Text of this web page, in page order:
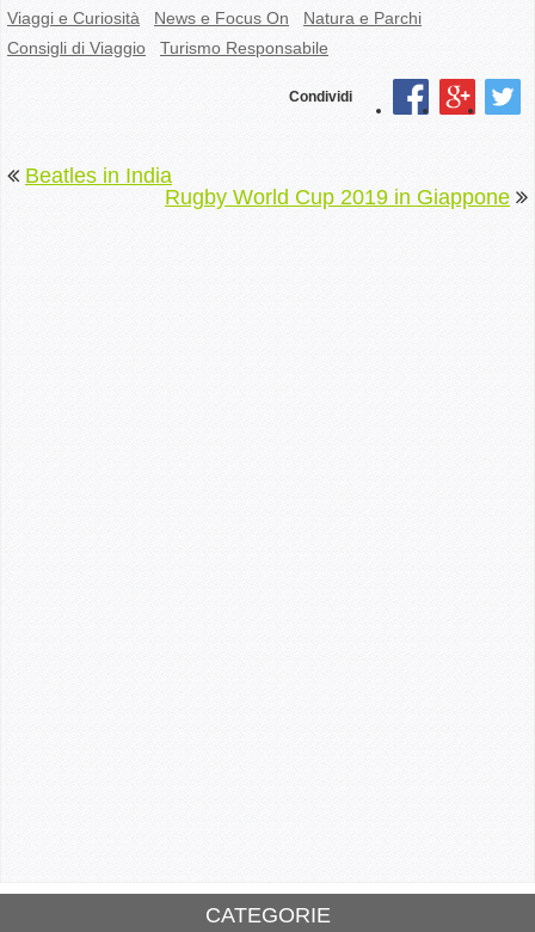
Viaggi e Curiosità News e Focus On
Natura e Parchi
Consigli di Viaggio
Turismo Responsabile
Condividi
Beatles in India
Rugby World Cup 2019 in Giappone
CATEGORIE